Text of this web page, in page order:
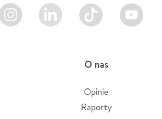
Instagram LinkedIn TikTok Youtube
O nas
Opinie
Raporty